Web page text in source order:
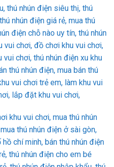
thú nhún điện siêu thị, thú
nhún điện giá rẻ, mua thú
điện chỗ nào uy tín, thú nhún
vui chơi, đồ chơi khu vui chơi,
vui chơi, thú nhún điện xu khu
thú nhún điện, mua bán thú
vui chơi trẻ em, làm khu vui
lắp đặt khu vui chơi,
khu vui chơi, mua thú nhún
thú nhún điện ở sài gòn,
chí minh, bán thú nhún điện
thú nhún điện cho em bé